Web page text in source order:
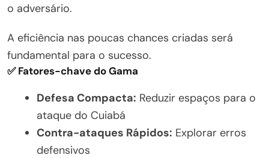
o adversário.
A eficiência nas poucas chances criadas será
fundamental para o sucesso.
✅ Fatores-chave do Gama
Defesa Compacta: Reduzir espaços para o
ataque do Cuiabá
Contra-ataques Rápidos: Explorar erros
defensivos